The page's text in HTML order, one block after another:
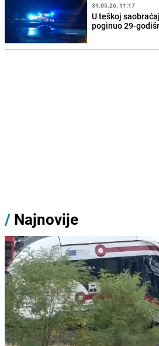
31.05.26. 11:17
U teškoj
poginuo 29-
/ Najnovije